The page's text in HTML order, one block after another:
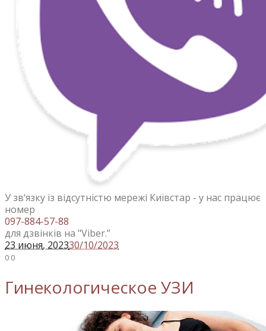
У зв‘язку із відсутністю мережі Київстар - у нас працює
номер
097-884-57-88
для дзвінків на "Viber.”
23 июня, 202330/10/2023
0 0
Гинекологическое УЗИ